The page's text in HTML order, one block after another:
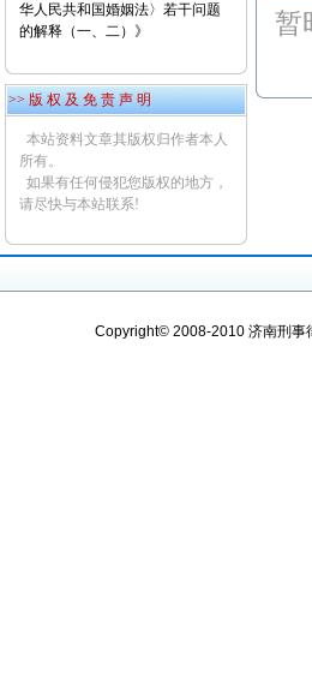
华人民共和国婚姻法〉若干问题
的解释（一、二）》
>> 版 权 及 免 责 声 明
本站资料文章其版权归作者本人
所有。
如果有任何侵犯您版权的地方，
请尽快与本站联系!
暂
Copyright© 2008-2010 济南刑事